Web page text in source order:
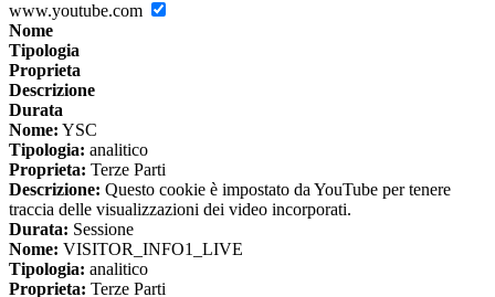
www.youtube.com
Nome
Tipologia
Proprieta
Descrizione
Durata
Nome: YSC
Tipologia: analitico
Proprieta: Terze Parti
Descrizione: Questo cookie è impostato da YouTube per tenere
traccia delle visualizzazioni dei video incorporati.
Durata: Sessione
Nome: VISITOR_INFO1_LIVE
Tipologia: analitico
Proprieta: Terze Parti